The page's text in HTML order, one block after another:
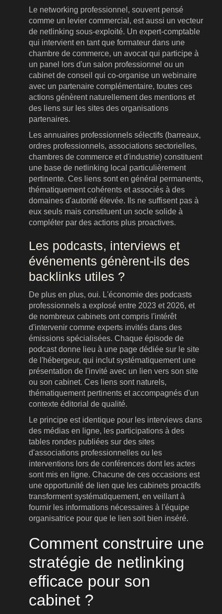
Le networking professionnel, souvent pensé
comme un levier commercial, est aussi un vecteur
de netlinking sous-exploité. Un expert-comptable
qui intervient en tant que formateur dans une
chambre de commerce, un avocat qui participe à
un panel lors d'un salon professionnel ou un
cabinet de conseil qui co-organise un webinaire
avec un partenaire complémentaire, toutes ces
actions génèrent naturellement des mentions et
des liens sur les sites des organisations
partenaires.
Les annuaires professionnels sélectifs (barreaux,
ordres professionnels, associations sectorielles,
chambres de commerce et d'industrie) constituent
une base de netlinking local particulièrement
pertinente. Ces liens sont en général permanents,
thématiquement cohérents et associés à des
domaines d'autorité élevée. Ils ne suffisent pas à
eux seuls mais constituent un socle solide à
compléter par des actions plus proactives.
Les podcasts, interviews et
événements génèrent-ils des
backlinks utiles ?
De plus en plus, oui. L'économie des podcasts
professionnels a explosé entre 2023 et 2026, et
de nombreux cabinets ont compris l'intérêt
d'intervenir comme experts invités dans des
émissions spécialisées. Chaque épisode de
podcast donne lieu à une page dédiée sur le site
de l'hébergeur, qui inclut systématiquement une
présentation de l'invité avec un lien vers son site
ou son cabinet. Ces liens sont naturels,
thématiquement pertinents et accompagnés d'un
contexte éditorial de qualité.
Le principe est identique pour les interviews dans
des médias en ligne, les participations à des
tables rondes publiées sur des sites
d'associations professionnelles ou les
interventions lors de conférences dont les actes
sont mis en ligne. Chacune de ces occasions est
une opportunité de lien que les cabinets proactifs
transforment systématiquement, en veillant à
fournir les informations nécessaires à l'équipe
organisatrice pour que le lien soit bien inséré.
Comment construire une
stratégie de netlinking
efficace pour son
cabinet ?